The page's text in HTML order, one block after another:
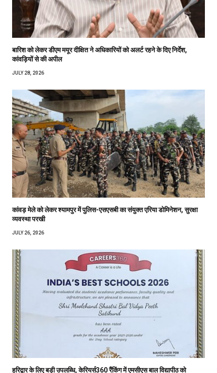
बारिश को लेकर डीएम मयूर दीक्षित ने अधिकारियों को अलर्ट रहने के दिए निर्देश,
कांवड़ियों से की अपील
JULY 28, 2026
कांवड़ मेले को लेकर श्यामपुर में पुलिस-एसएसबी का संयुक्त एरिया डोमिनेशन, सुरक्षा
व्यवस्था परखी
JULY 26, 2026
हरिद्वार के लिए बड़ी उपलब्धि, केरियर्स360 रैंकिंग में एमसीएस बाल विद्यापीठ को